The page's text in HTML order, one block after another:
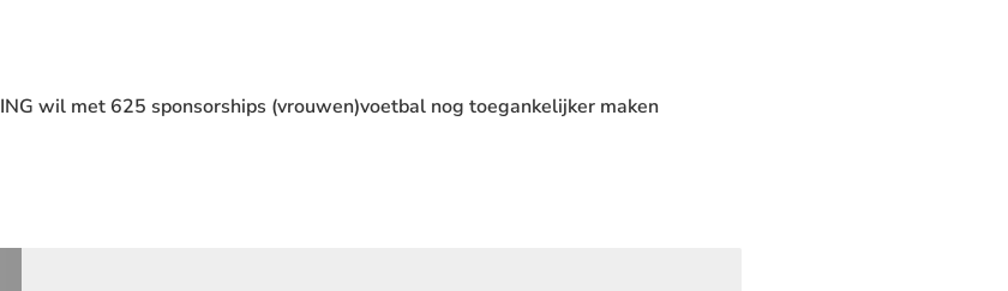
ING wil met 625 sponsorships (vrouwen)voetbal nog toegankelijker maken